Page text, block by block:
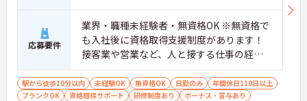
応募要件
業界・職種未経験者・無資格OK ※無資格で
も入社後に資格取得支援制度があります！
接客業や営業など、人と接する仕事の経験
がある方は大歓迎です！ ☆運転免許必須 実
務者研修修了、介護福祉士など介護系の資
格をお持ちの方大歓迎です！ ※保有資格に
駅から徒歩10分以内 未経験OK 無資格OK 日勤のみ
年間休日110日以上
ブランクOK
資格取得サポート 研修制度あり
ボーナス・賞与あり